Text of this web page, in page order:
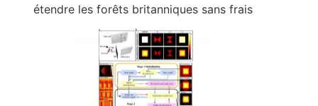
étendre les forêts britanniques sans frais